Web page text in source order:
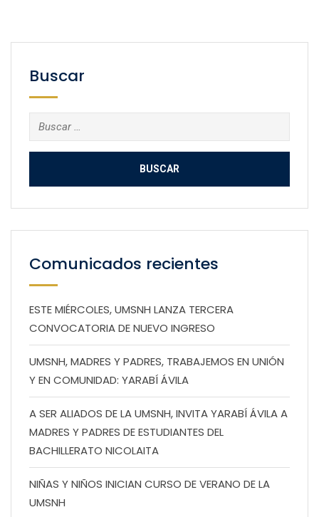
Buscar
Buscar:
Comunicados recientes
ESTE MIÉRCOLES, UMSNH LANZA TERCERA
CONVOCATORIA DE NUEVO INGRESO
UMSNH, MADRES Y PADRES, TRABAJEMOS EN UNIÓN
Y EN COMUNIDAD: YARABÍ ÁVILA
A SER ALIADOS DE LA UMSNH, INVITA YARABÍ ÁVILA A
MADRES Y PADRES DE ESTUDIANTES DEL
BACHILLERATO NICOLAITA
NIÑAS Y NIÑOS INICIAN CURSO DE VERANO DE LA
UMSNH